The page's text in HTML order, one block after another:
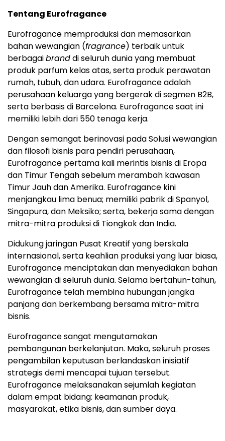
Tentang Eurofragance
Eurofragance memproduksi dan memasarkan
bahan wewangian (fragrance) terbaik untuk
berbagaibranddi seluruh dunia yang membuat
produk parfum kelas atas, serta produk perawatan
rumah, tubuh, dan udara. Eurofragance adalah
perusahaan keluarga yang bergerak di segmen B2B,
serta berbasis di Barcelona. Eurofragance saat ini
memiliki lebih dari 550 tenaga kerja.
Dengan semangat berinovasi pada Solusi wewangian
dan filosofi bisnis para pendiri perusahaan,
Eurofragance pertama kali merintis bisnis di Eropa
dan Timur Tengah sebelum merambah kawasan
Timur Jauh dan Amerika. Eurofragance kini
menjangkau lima benua; memiliki pabrik di Spanyol,
Singapura, dan Meksiko; serta, bekerja sama dengan
mitra-mitra produksi di Tiongkok dan India.
Didukung jaringan Pusat Kreatif yang berskala
internasional, serta keahlian produksi yang luar biasa,
Eurofragance menciptakan dan menyediakan bahan
wewangian di seluruh dunia. Selama bertahun-tahun,
Eurofragance telah membina hubungan jangka
panjang dan berkembang bersama mitra-mitra
bisnis.
Eurofragance sangat mengutamakan
pembangunan berkelanjutan. Maka, seluruh proses
pengambilan keputusan berlandaskan inisiatif
strategis demi mencapai tujuan tersebut.
Eurofragance melaksanakan sejumlah kegiatan
dalam empat bidang: keamanan produk,
masyarakat, etika bisnis, dan sumber daya.